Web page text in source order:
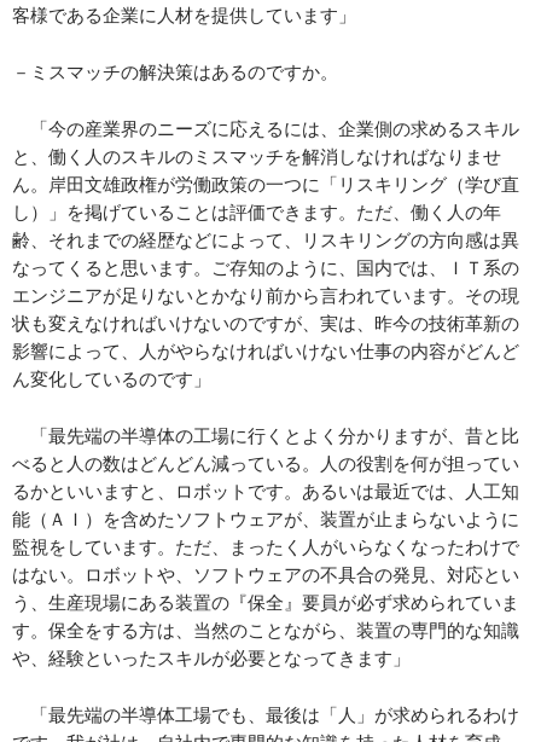
客様である企業に人材を提供しています」
－ミスマッチの解決策はあるのですか。
「今の産業界のニーズに応えるには、企業側の求めるスキル
と、働く人のスキルのミスマッチを解消しなければなりませ
ん。岸田文雄政権が労働政策の一つに「リスキリング（学び直
し）」を掲げていることは評価できます。ただ、働く人の年
齢、それまでの経歴などによって、リスキリングの方向感は異
なってくると思います。ご存知のように、国内では、ＩＴ系の
エンジニアが足りないとかなり前から言われています。その現
状も変えなければいけないのですが、実は、昨今の技術革新の
影響によって、人がやらなければいけない仕事の内容がどんど
ん変化しているのです」
「最先端の半導体の工場に行くとよく分かりますが、昔と比
べると人の数はどんどん減っている。人の役割を何が担ってい
るかといいますと、ロボットです。あるいは最近では、人工知
能（ＡＩ）を含めたソフトウェアが、装置が止まらないように
監視をしています。ただ、まったく人がいらなくなったわけで
はない。ロボットや、ソフトウェアの不具合の発見、対応とい
う、生産現場にある装置の『保全』要員が必ず求められていま
す。保全をする方は、当然のことながら、装置の専門的な知識
や、経験といったスキルが必要となってきます」
「最先端の半導体工場でも、最後は「人」が求められるわけ